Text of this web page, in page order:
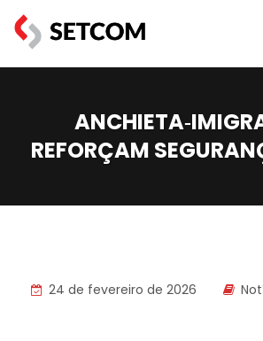
REFORÇAM
24 de fevereiro de 2026